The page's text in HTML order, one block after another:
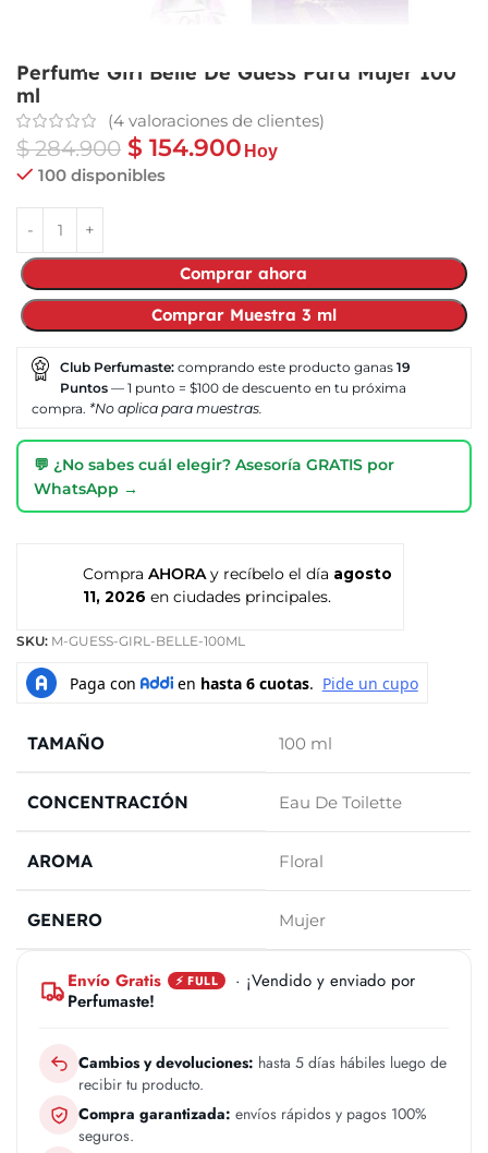
Perfume Girl Belle De Guess Para Mujer 100
ml
(4 valoraciones de clientes)
$284.900 $ 154.900 Hoy
100 disponibles
Comprar ahora
Comprar Muestra 3 ml
Club Perfumaste: comprando este producto ganas 19
Puntos — 1 punto = $100 de descuento en tu próxima
compra. *No aplica para muestras.
💬 ¿No sabes cuál elegir? Asesoría GRATIS por
WhatsApp →
Compra AHORA y recíbelo el día agosto
11, 2026 en ciudades principales.
SKU: M-GUESS-GIRL-BELLE-100ML
TAMAÑO 100 ml
CONCENTRACIÓN Eau De Toilette
AROMA Floral
GENERO Mujer
Envío Gratis ⚡ FULL
· ¡Vendido y enviado por
Perfumaste!
Cambios y devoluciones: hasta 5 días hábiles luego de
recibir tu producto.
Compra garantizada: envíos rápidos y pagos 100%
seguros.